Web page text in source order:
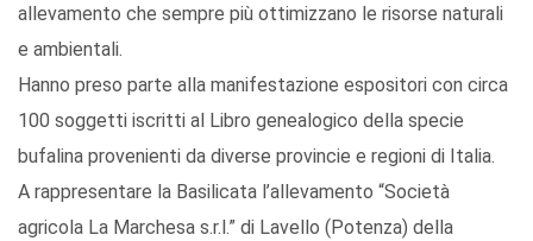
allevamento che sempre più ottimizzano le risorse naturali
e ambientali.
Hanno preso parte alla manifestazione espositori con circa
100 soggetti iscritti al Libro genealogico della specie
bufalina provenienti da diverse provincie e regioni di Italia.
A rappresentare la Basilicata l’allevamento “Società
agricola La Marchesa s.r.l.” di Lavello (Potenza) della